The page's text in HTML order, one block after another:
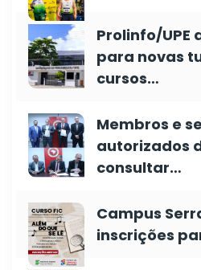
Prolinfo/
para novas
cursos…
Membros e
autorizados
consultar…
Campus
inscrições